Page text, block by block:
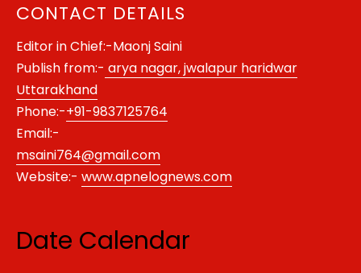
CONTACT DETAILS
Editor in Chief:-Maonj Saini
Publish from:- arya nagar, jwalapur haridwar
Uttarakhand
Phone:-+91-9837125764
Email:-
msaini764@gmail.com
Website:- www.apnelognews.com
Date Calendar